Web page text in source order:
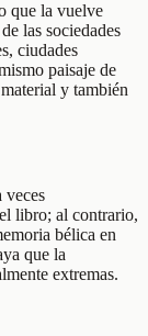
que la vuelve
las sociedades
ciudades
paisaje de
y también
veces
libro; al contrario,
bélica en
que la
extremas.